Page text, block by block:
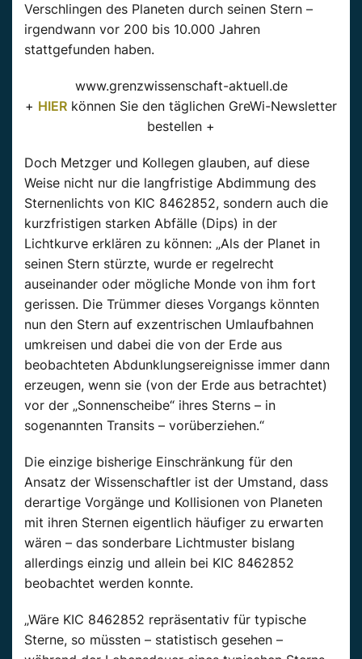
Verschlingen des Planeten durch seinen Stern –
irgendwann vor 200 bis 10.000 Jahren
stattgefunden haben.
www.grenzwissenschaft-aktuell.de
+ HIER können Sie den täglichen GreWi-Newsletter
bestellen +
Doch Metzger und Kollegen glauben, auf diese
Weise nicht nur die langfristige Abdimmung des
Sternenlichts von KIC 8462852, sondern auch die
kurzfristigen starken Abfälle (Dips) in der
Lichtkurve erklären zu können: „Als der Planet in
seinen Stern stürzte, wurde er regelrecht
auseinander oder mögliche Monde von ihm fort
gerissen. Die Trümmer dieses Vorgangs könnten
nun den Stern auf exzentrischen Umlaufbahnen
umkreisen und dabei die von der Erde aus
beobachteten Abdunklungsereignisse immer dann
erzeugen, wenn sie (von der Erde aus betrachtet)
vor der „Sonnenscheibe“ ihres Sterns – in
sogenannten Transits – vorüberziehen.“
Die einzige bisherige Einschränkung für den
Ansatz der Wissenschaftler ist der Umstand, dass
derartige Vorgänge und Kollisionen von Planeten
mit ihren Sternen eigentlich häufiger zu erwarten
wären – das sonderbare Lichtmuster bislang
allerdings einzig und allein bei KIC 8462852
beobachtet werden konnte.
„Wäre KIC 8462852 repräsentativ für typische
Sterne, so müssten – statistisch gesehen –